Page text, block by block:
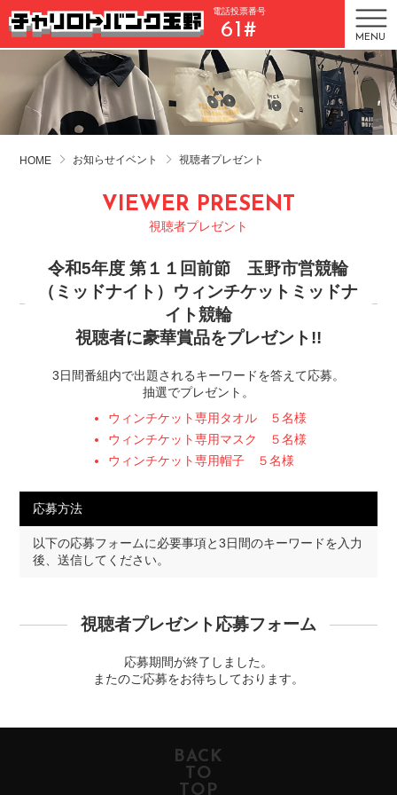
電話投票番号
61# MENU
HOME お知らせイベント 視聴者プレゼント
VIEWER PRESENT
視聴者プレゼント
令和5年度 第１１回前節 玉野市営競輪
（ミッドナイト）ウィンチケットミッドナ
イト競輪
視聴者に豪華賞品をプレゼント!!
3日間番組内で出題されるキーワードを答えて応募。
抽選でプレゼント。
ウィンチケット専用タオル ５名様
ウィンチケット専用マスク ５名様
ウィンチケット専用帽子 ５名様
応募方法
以下の応募フォームに必要事項と3日間のキーワードを入力
後、送信してください。
視聴者プレゼント応募フォーム
応募期間が終了しました。
またのご応募をお待ちしております。
BACK
TO
TOP